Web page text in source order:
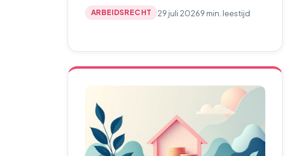
ARBEIDSRECHT 29 juli 20269 min. leestijd